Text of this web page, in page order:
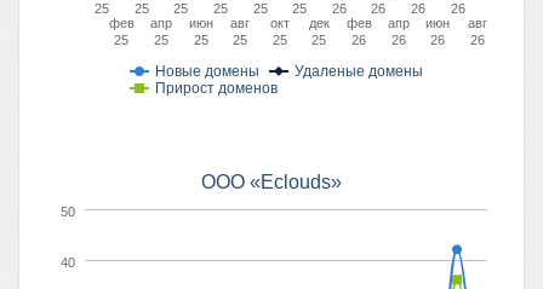
Новые домены
Удаленые домены
Прирост доменов
25
фев
25
25
апр
25
25
июн
25
25
авг
25
25
окт
25
25
дек
25
26
фев
26
26
апр
26
26
июн
26
26
авг
26
ООО «Eclouds»
40
50